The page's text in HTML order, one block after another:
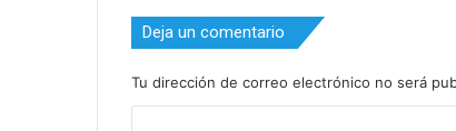
Deja un comentario
Tu dirección de correo electrónico no será